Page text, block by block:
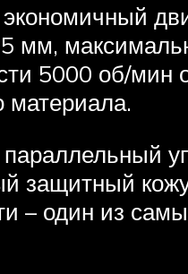
мм,
5000 об/мин
материала.
параллельный
защитный
– один из